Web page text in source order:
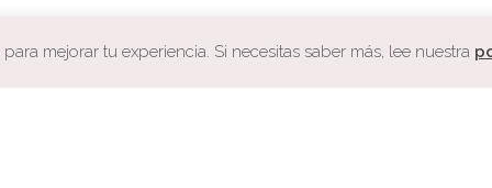
mejorar tu experiencia. Si necesitas saber más, lee nuestra